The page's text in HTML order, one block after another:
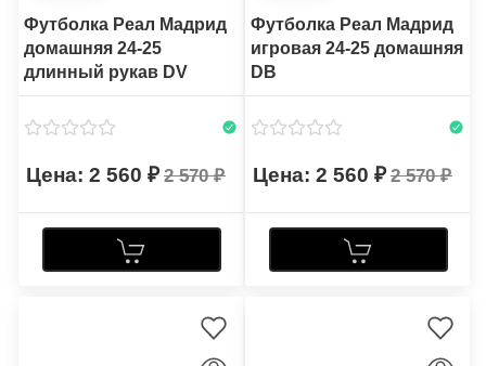
Футболка Реал Мадрид
домашняя 24-25
длинный рукав DV
2 560 2 570
Футболка Реал Мадрид
игровая 24-25 домашняя
DB
2 560 2 570